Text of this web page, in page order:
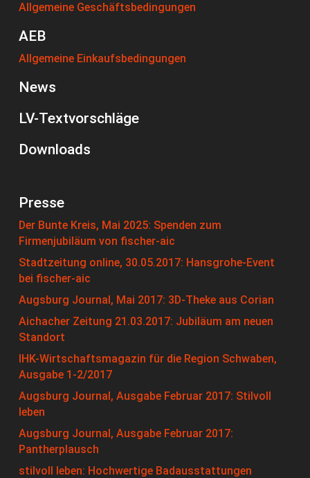
Allgemeine Geschäftsbedingungen
AEB
Allgemeine Einkaufsbedingungen
News
LV-Textvorschläge
Downloads
Presse
Der Bunte Kreis, Mai 2025: Spenden zum
Firmenjubiläum von fischer-aic
Stadtzeitung online, 30.05.2017: Hansgrohe-Event
bei fischer-aic
Augsburg Journal, Mai 2017: 3D-Theke aus Corian
Aichacher Zeitung 21.03.2017: Jubiläum am neuen
Standort
IHK-Wirtschaftsmagazin für die Region Schwaben,
Ausgabe 1-2/2017
Augsburg Journal, Ausgabe Februar 2017: Stilvoll
leben
Augsburg Journal, Ausgabe Februar 2017:
Pantherplausch
stilvoll leben: Hochwertige Badausstattungen